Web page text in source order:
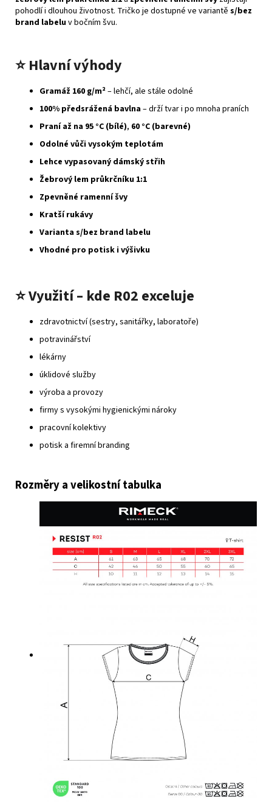
pohodlí i dlouhou životnost. Tričko je dostupné ve variantě s/bez
brand labeluv bočním švu.
⭐Hlavní výhody
Gramáž 160 g/m²– lehčí, ale stále odolné
100% předsrážená bavlna– drží tvar i po mnoha praních
Praní až na 95 °C (bílé), 60 °C (barevné)
Odolné vůči vysokým teplotám
Lehce vypasovaný dámský střih
Žebrový lem průkrčníku 1:1
Zpevněné ramenní švy
Kratší rukávy
Varianta s/bez brand labelu
Vhodné pro potisk i výšivku
⭐Využití – kde R02 exceluje
zdravotnictví (sestry, sanitářky, laboratoře)
potravinářství
lékárny
úklidové služby
výroba a provozy
firmy s vysokými hygienickými nároky
pracovní kolektivy
potisk a firemní branding
Rozměry a velikostní tabulka